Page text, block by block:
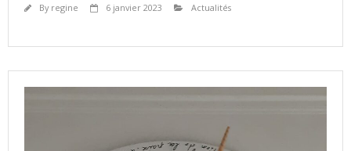
By regine 6 janvier 2023 Actualités